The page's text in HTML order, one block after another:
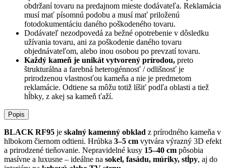
obdržaní tovaru na predajnom mieste dodávateľa. Reklamácia
musí mať písomnú podobu a musí mať priloženú
fotodokumentáciu daného poškodeného tovaru.
Dodávateľ nezodpovedá za bežné opotrebenie v dôsledku
užívania tovaru, ani za poškodenie daného tovaru
objednávateľom, alebo inou osobou po prevzatí tovaru.
Každý kameň je unikát vytvorený prírodou, preto
štrukturálna a farebná heterogénnosť / odlišnosť je
prirodzenou vlastnosťou kameňa a nie je predmetom
reklamácie. Odtiene sa môžu totiž líšiť podľa oblasti a tiež
hĺbky, z akej sa kameň ťaží.
Popis
BLACK RF95 je skalný kamenný obklad z prírodného kameňa v
hlbokom čiernom odtieni. Hrúbka 3–5 cm vytvára výrazný 3D efekt
a prirodzené tieňovanie. Nepravidelné kusy 15–40 cm pôsobia
masívne a luxusne – ideálne na sokel, fasádu, múriky, stĺpy, aj do